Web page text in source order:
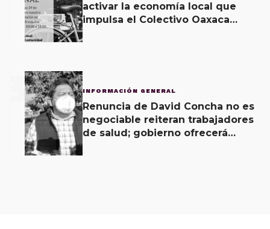
activar la economía local que
impulsa el Colectivo Oaxaca
3 INFORMACIÓN GENERAL
Renuncia de David Concha no es
negociable reiteran trabajadores
de salud; gobierno ofrecerá